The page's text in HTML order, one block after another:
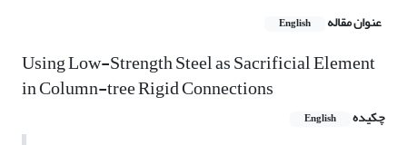
عنوان مقاله English
Using Low-Strength Steel as Sacrificial Element
in Column-tree Rigid Connections
چکیده English